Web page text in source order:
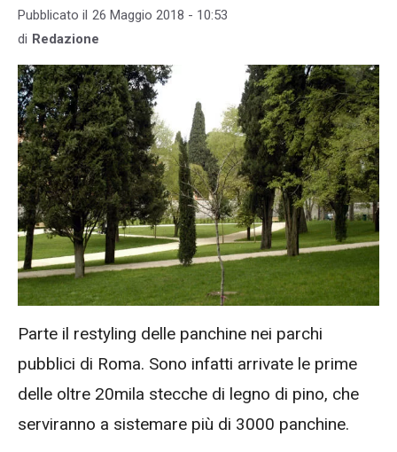
Pubblicato il 26 Maggio 2018 - 10:53
di Redazione
Parte il restyling delle panchine nei parchi
pubblici di Roma. Sono infatti arrivate le prime
delle oltre 20mila stecche di legno di pino, che
serviranno a sistemare più di 3000 panchine.